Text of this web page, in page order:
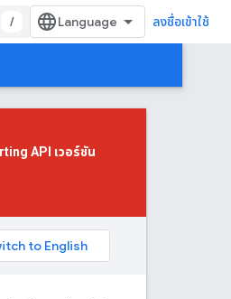
/ ลงชื่อเข้าใช้
API เวอร์ชัน